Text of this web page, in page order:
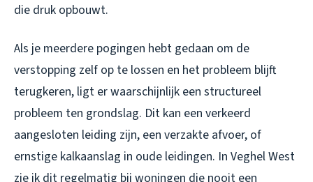
die druk opbouwt.
Als je meerdere pogingen hebt gedaan om de
verstopping zelf op te lossen en het probleem blijft
terugkeren, ligt er waarschijnlijk een structureel
probleem ten grondslag. Dit kan een verkeerd
aangesloten leiding zijn, een verzakte afvoer, of
ernstige kalkaanslag in oude leidingen. In Veghel West
zie ik dit regelmatig bij woningen die nooit een